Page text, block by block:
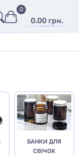
0.00 грн.
0
БАНКИ ДЛЯ
СВІЧОК